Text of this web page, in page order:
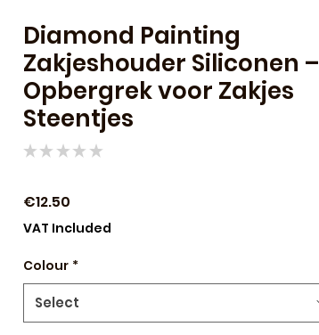
Diamond Painting
Zakjeshouder Siliconen –
Opbergrek voor Zakjes
Steentjes
★ ★ ★ ★ ★
€12.50
VAT Included
Colour *
Select